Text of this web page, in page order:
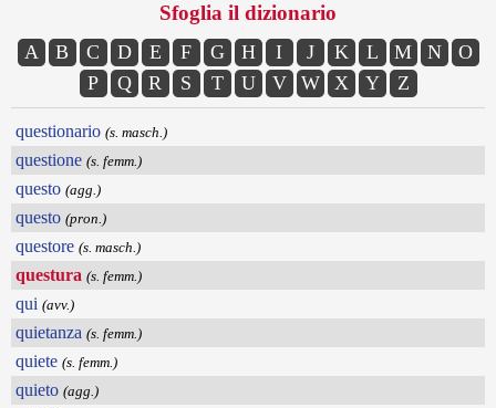
Sfoglia il dizionario
A B C D E F G H I J K L M N
O
P
Q R S T U V W X Y Z
questionario (s. masch.)
questione (s. femm.)
questo (agg.)
questo (pron.)
questore (s. masch.)
questura (s. femm.)
qui (avv.)
quietanza (s. femm.)
quiete (s. femm.)
quieto (agg.)